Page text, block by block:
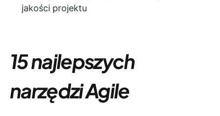
jakości projektu
15 najlepszych
narzędzi Agile